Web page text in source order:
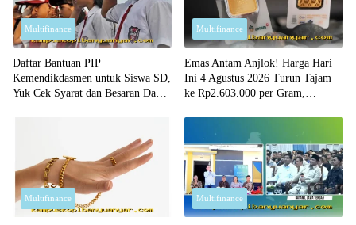
Multifinance
Daftar Bantuan PIP
Kemendikdasmen untuk Siswa SD,
Yuk Cek Syarat dan Besaran Dana
Multifinance
Emas Antam Anjlok! Harga Hari
Ini 4 Agustus 2026 Turun Tajam
ke Rp2.603.000 per Gram,
Multifinance Multifinance